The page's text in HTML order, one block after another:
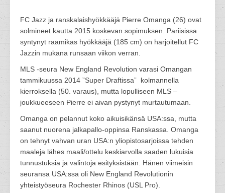
FC Jazz ja ranskalaishyökkääjä Pierre Omanga (26) ovat
solmineet kautta 2015 koskevan sopimuksen. Pariisissa
syntynyt raamikas hyökkääjä (185 cm) on harjoitellut FC
Jazzin mukana runsaan viikon verran.
MLS -seura New England Revolution varasi Omangan
tammikuussa 2014 ”Super Draftissa” kolmannella
kierroksella (50. varaus), mutta lopulliseen MLS –
joukkueeseen Pierre ei aivan pystynyt murtautumaan.
Omanga on pelannut koko aikuisikänsä USA:ssa, mutta
saanut nuorena jalkapallo-oppinsa Ranskassa. Omanga
on tehnyt vahvan uran USA:n yliopistosarjoissa tehden
maaleja lähes maali/ottelu keskiarvolla saaden lukuisia
tunnustuksia ja valintoja esityksistään. Hänen viimeisin
seuransa USA:ssa oli New England Revolutionin
yhteistyöseura Rochester Rhinos (USL Pro).